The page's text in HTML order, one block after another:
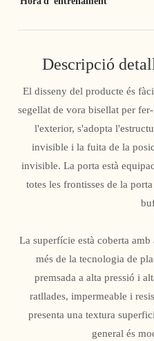
Descripció
El disseny del producte és
segellat de vora bisellat per
l'exterior, s'adopta
invisible i la fuita de la
invisible. La porta està
totes les frontisses de la
La superfície està coberta
més de la tecnologia de
premsada a alta pressió i
ratllades, impermeable i
presenta una textura
general és